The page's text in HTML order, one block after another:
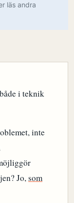
både i teknik
inte
Jo,som
läs andra